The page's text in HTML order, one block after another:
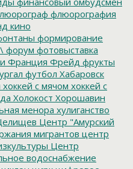
флюорография
кино
формирование
форум фотовыставка
Франция Фрейд фрукты
футбол Хабаровск
хоккей с мячом хоккей с
Холокост Хорошавин
менора хулиганство
Центр "Амурский
мигрантов центр
Центр
водоснабжение